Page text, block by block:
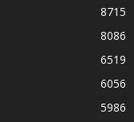
8715
8086
6519
6056
5986